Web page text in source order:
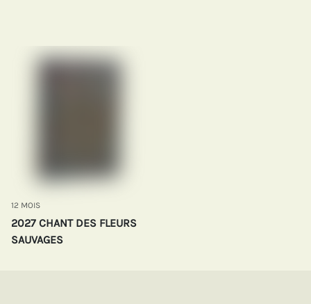
12 MOIS
2027 CHANT DES FLEURS
SAUVAGES